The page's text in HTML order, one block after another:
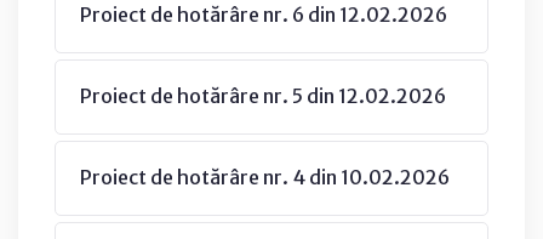
Proiect de hotărâre nr. 6 din 12.02.2026
Proiect de hotărâre nr. 5 din 12.02.2026
Proiect de hotărâre nr. 4 din 10.02.2026